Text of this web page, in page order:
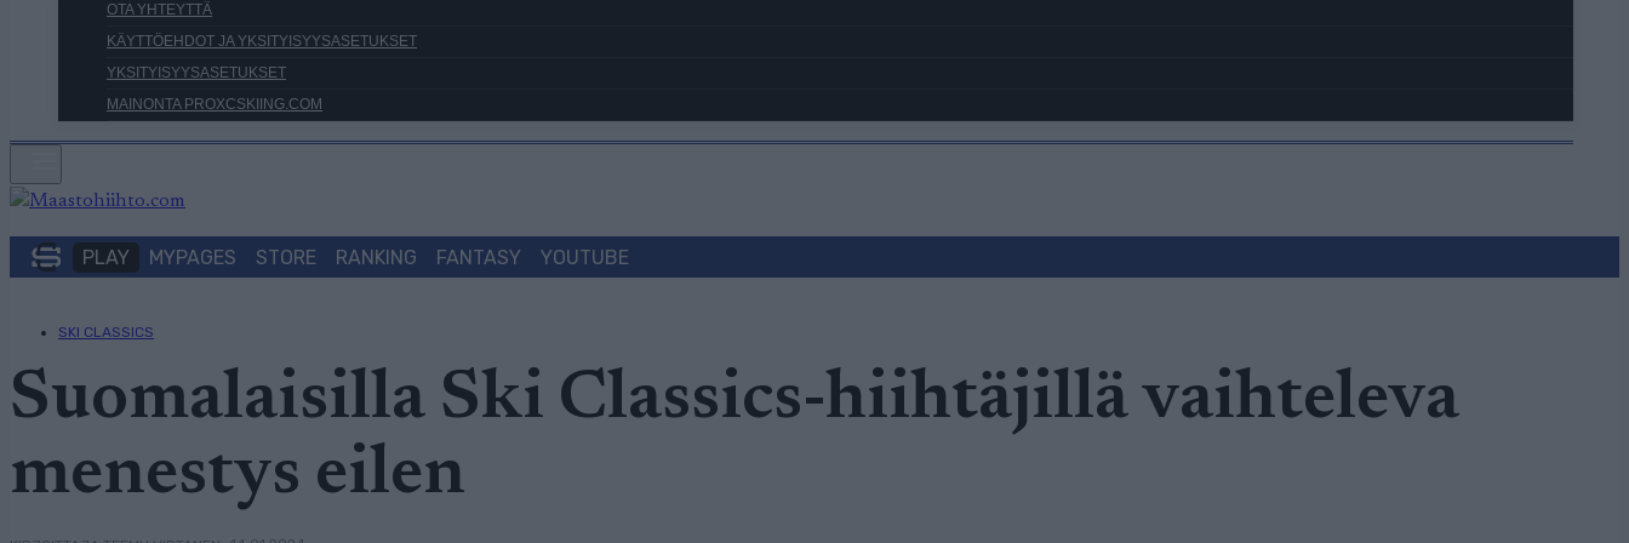
OTA YHTEYTTÄ
KÄYTTÖEHDOT JA YKSITYISYYSASETUKSET
YKSITYISYYSASETUKSET
MAINONTA PROXCSKIING.COM
PLAY MYPAGES STORE RANKING FANTASY YOUTUBE
SKI CLASSICS
Suomalaisilla Ski Classics-hiihtäjillä vaihteleva
menestys eilen